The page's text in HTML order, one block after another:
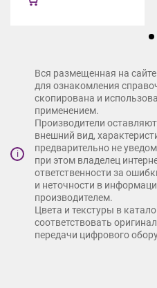
i
Вся размещенная на
для ознакомления
скопирована и
применением.
Производители
внешний вид,
предварительно не
при этом владелец
ответственности за
и неточности в
производителем.
Цвета и текстуры в
соответствовать
передачи цифрового